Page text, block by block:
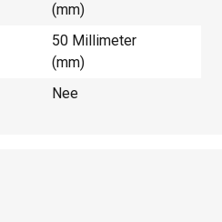
(mm)
50 Millimeter
(mm)
Nee